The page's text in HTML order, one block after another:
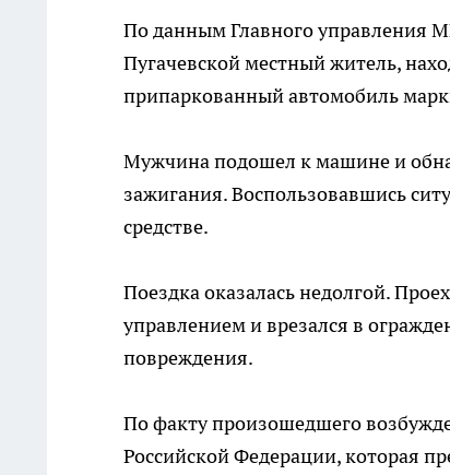
По данным Главного управления
Пугачевской местный житель,
припаркованный автомобиль
Мужчина подошел к машине и
зажигания. Воспользовавшись
средстве.
Поездка оказалась недолгой.
управлением и врезался в
повреждения.
По факту произошедшего
Российской Федерации, которая